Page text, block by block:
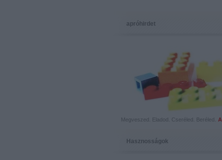
apróhirdet
Megveszed. Eladod. Cseréled. Beréled.
Hasznosságok